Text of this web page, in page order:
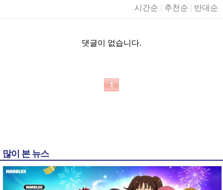
시간순 추천순 반대순
댓글이 없습니다.
1
많이 본 뉴스